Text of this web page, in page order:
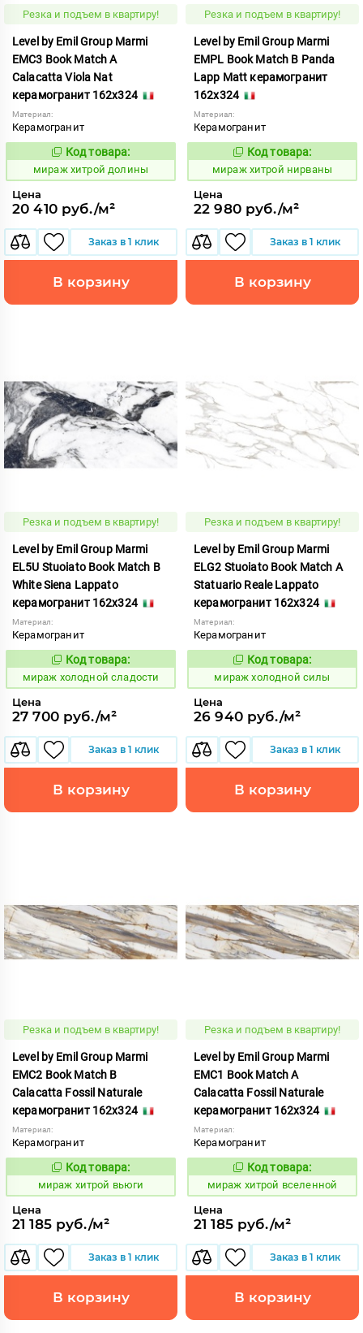
Резка и подъем в квартиру!
Level by Emil Group Marmi
EMC3 Book Match A
Calacatta Viola Nat
керамогранит 162x324
Материал:
Керамогранит
998396
Код товара:
мираж хитрой долины
Цена
20 410 руб./м²
Заказ в 1 клик
В корзину
Резка и подъем в квартиру!
Level by Emil Group Marmi
EMPL Book Match B Panda
Lapp Matt керамогранит
162x324
Материал:
Керамогранит
998434
Код товара:
мираж хитрой нирваны
Цена
22 980 руб./м²
Заказ в 1 клик
В корзину
Резка и подъем в квартиру!
Level by Emil Group Marmi
EL5U Stuoiato Book Match B
White Siena Lappato
керамогранит 162x324
Материал:
Керамогранит
998595
Код товара:
мираж холодной сладости
Цена
27 700 руб./м²
Заказ в 1 клик
В корзину
Резка и подъем в квартиру!
Level by Emil Group Marmi
ELG2 Stuoiato Book Match A
Statuario Reale Lappato
керамогранит 162x324
Материал:
Керамогранит
998588
Код товара:
мираж холодной силы
Цена
26 940 руб./м²
Заказ в 1 клик
В корзину
Резка и подъем в квартиру!
Level by Emil Group Marmi
EMC2 Book Match B
Calacatta Fossil Naturale
керамогранит 162x324
Материал:
Керамогранит
998389
Код товара:
мираж хитрой вьюги
Цена
21 185 руб./м²
Заказ в 1 клик
В корзину
Резка и подъем в квартиру!
Level by Emil Group Marmi
EMC1 Book Match A
Calacatta Fossil Naturale
керамогранит 162x324
Материал:
Керамогранит
998388
Код товара:
мираж хитрой вселенной
Цена
21 185 руб./м²
Заказ в 1 клик
В корзину